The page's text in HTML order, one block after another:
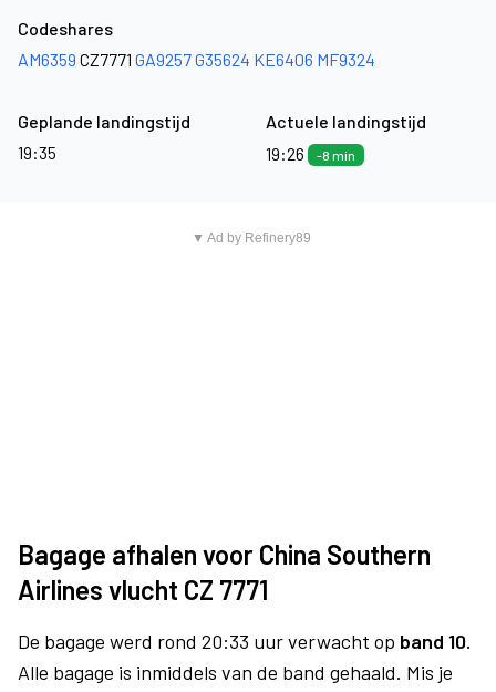
Codeshares
AM6359 CZ7771 GA9257G35624 KE6406 MF9324
Geplande landingstijd
19:35
Actuele landingstijd
19:26
-8 min
▼ Ad by Refinery89
Bagage afhalen voor China Southern
Airlines vlucht CZ 7771
De bagage werd rond 20:33 uur verwacht op band 10.
Alle bagage is inmiddels van de band gehaald. Mis je